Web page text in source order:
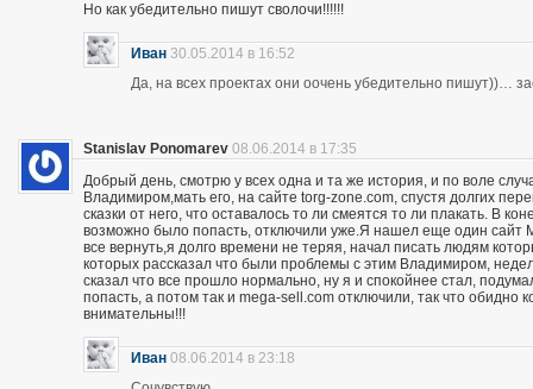
Но как убедительно пишут сволочи!!!!!!
Иван 30.05.2014 в 16:52
Да, на всех проектах они оочень убедительно пишут))…
Stanislav Ponomarev 08.06.2014 в 17:35
Добрый день, смотрю у всех одна и та же история, и по воле
Владимиром,мать его, на сайте torg-zone.com, спустя долгих
сказки от него, что оставалось то ли смеятся то ли плакать. В
возможно было попасть, отключили уже.Я нашел еще один
все вернуть,я долго времени не теряя, начал писать людям
которых рассказал что были проблемы с этим Владимиром,
сказал что все прошло нормально, ну я и спокойнее стал,
попасть, а потом так и mega-sell.com отключили, так что обидно
внимательны!!!
Иван 08.06.2014 в 23:18